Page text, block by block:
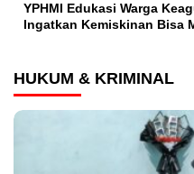
YPHMI Edukasi Warga
Ingatkan Kemiskinan Bisa
HUKUM & KRIMINAL